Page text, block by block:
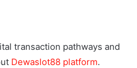
transaction pathways and
Dewaslot88 platform.